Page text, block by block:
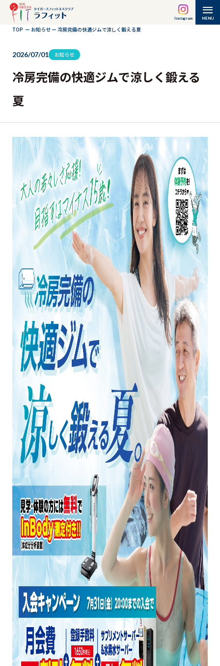
Instagram MENU
TOP ー お知らせ ー 冷房完備の快適ジムで涼しく鍛える夏
2026/07/01 お知らせ
冷房完備の快適ジムで涼しく鍛える
夏